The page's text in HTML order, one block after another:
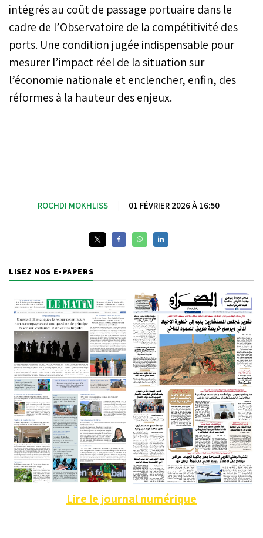
intégrés au coût de passage portuaire dans le
cadre de l’Observatoire de la compétitivité des
ports. Une condition jugée indispensable pour
mesurer l’impact réel de la situation sur
l’économie nationale et enclencher, enfin, des
réformes à la hauteur des enjeux.
ROCHDI MOKHLISS 01 FÉVRIER 2026 À 16:50
LISEZ NOS E-PAPERS
Lire le journal numérique